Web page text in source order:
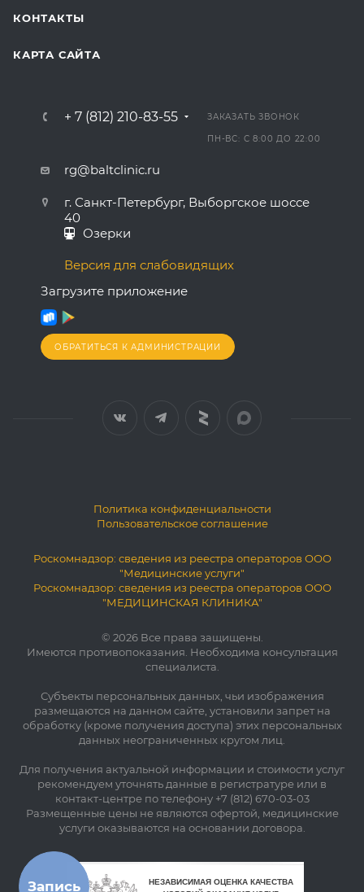
КОНТАКТЫ
КАРТА САЙТА
+ 7 (812) 210-83-55 ЗАКАЗАТЬ ЗВОНОК
ПН-ВС: С 8:00 ДО 22:00
rg@baltclinic.ru
г. Санкт-Петербург, Выборгское шоссе
40
Озерки
Версия для слабовидящих
Загрузите приложение
ОБРАТИТЬСЯ К АДМИНИСТРАЦИИ
Политика конфиденциальности
Пользовательское соглашение
Роскомнадзор: сведения из реестра операторов ООО
"Медицинские услуги"
Роскомнадзор: сведения из реестра операторов ООО
"МЕДИЦИНСКАЯ КЛИНИКА"
© 2026 Все права защищены.
Имеются противопоказания. Необходима консультация
специалиста.
Субъекты персональных данных, чьи изображения
размещаются на данном сайте, установили запрет на
обработку (кроме получения доступа) этих персональных
данных неограниченных кругом лиц.
Для получения актуальной информации и стоимости услуг
рекомендуем уточнять данные в регистратуре или в
контакт-центре по телефону +7 (812) 670-03-03
Размещенные цены не являются офертой, медицинские
услуги оказываются на основании договора.
Запись